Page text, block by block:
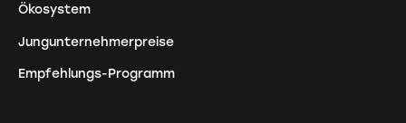
Ökosystem
Jungunternehmerpreise
Empfehlungs-Programm